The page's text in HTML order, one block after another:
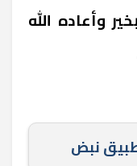
وأعاده الله
نبض